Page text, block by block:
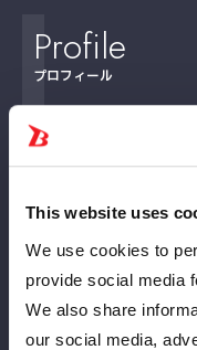
This website uses
We use cookies to
provide social media
We also share
our social media,
Profile
プロフィール
出身地
身長
体重